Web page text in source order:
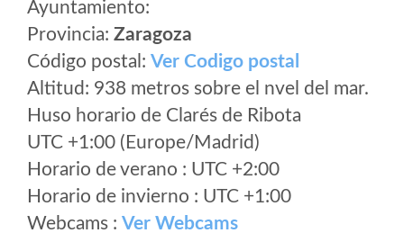
Ayuntamiento:
Provincia: Zaragoza
Código postal: Ver Codigo postal
Altitud: 938 metros sobre el nvel del mar.
Huso horario de Clarés de Ribota
UTC +1:00 (Europe/Madrid)
Horario de verano : UTC +2:00
Horario de invierno : UTC +1:00
Webcams : Ver Webcams